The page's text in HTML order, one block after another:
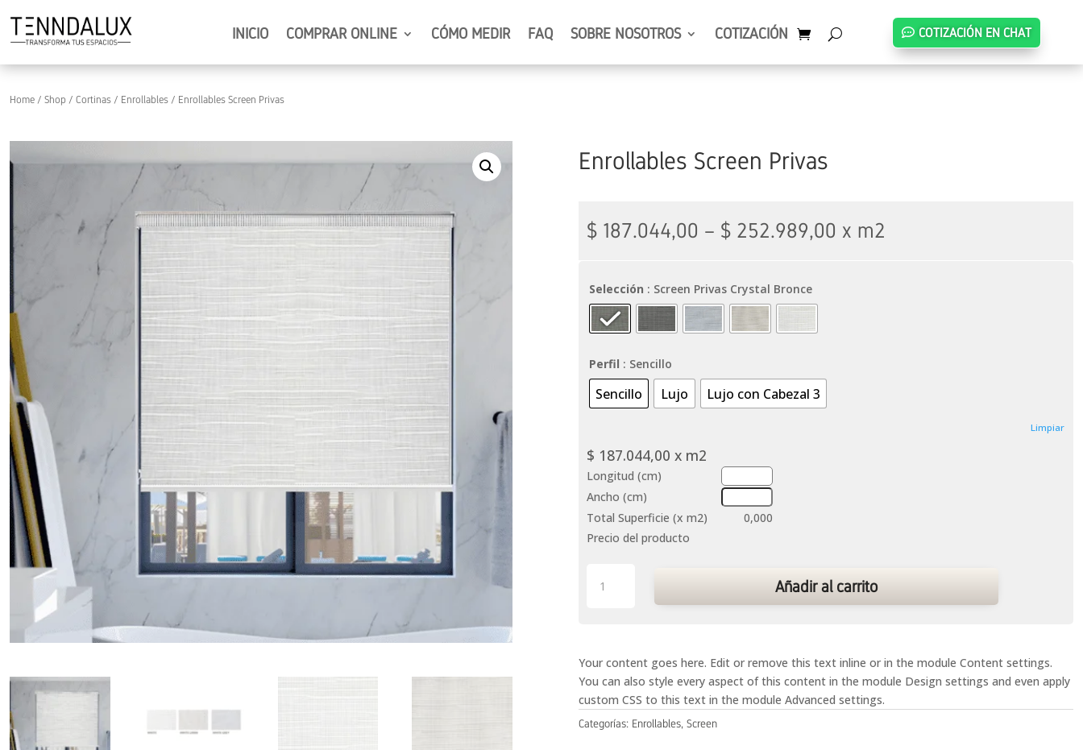
INICIO COMPRAR ONLINE CÓMO MEDIR FAQ SOBRE NOSOTROS COTIZACIÓN COTIZACIÓN EN CHAT
Home / Shop / Cortinas / Enrollables / Enrollables Screen Privas
Enrollables Screen Privas
$ 187.044,00 – $ 252.989,00 x m2
Selección : Screen Privas Crystal Bronce
Perfil : Sencillo
Sencillo Lujo Lujo con Cabezal 3
Limpiar
$ 187.044,00 x m2
Longitud (cm)
Ancho (cm)
Total Superficie (x m2)
0,000
Precio del producto
Screen
Añadir al carrito
Your content goes here. Edit or remove this text inline or in the module Content settings.
You can also style every aspect of this content in the module Design settings and even apply
custom CSS to this text in the module Advanced settings.
Categorías: Enrollables,Screen